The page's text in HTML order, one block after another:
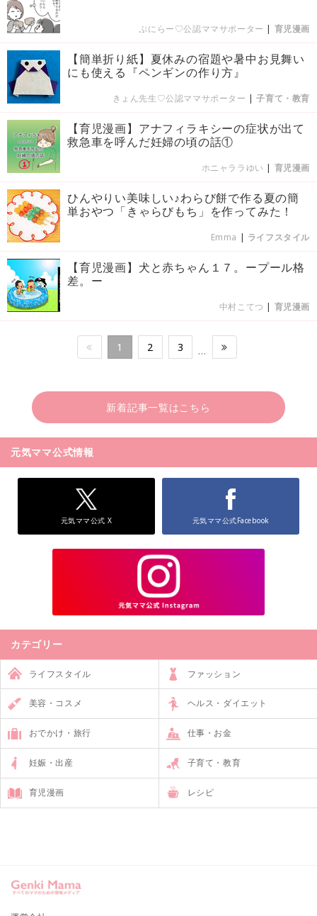
ぷにらー♡公認ママサポーター | 育児漫画
【簡単折り紙】夏休みの宿題や暑中お見舞い
にも使える『ペンギンの作り方』
きょん先生♡公認ママサポーター |子育て・教育
【育児漫画】アナフィラキシーの症状が出て
救急車を呼んだ妊婦の頃の話①
ホニャララゆい | 育児漫画
ひんやりい美味しい♪わらび餅で作る夏の簡
単おやつ「きゃらびもち」を作ってみた！
Emma | ライフスタイル
【育児漫画】犬と赤ちゃん１７。ープール格
差。ー
中村こてつ | 育児漫画
1 2 3 …
新着記事一覧はこちら
元気ママ公式情報
元気ママ公式 X 元気ママ公式Facebook
カテゴリー
ライフスタイル ファッション
美容・コスメ ヘルス・ダイエット
おでかけ・旅行 仕事・お金
妊娠・出産 子育て・教育
育児漫画 レシピ